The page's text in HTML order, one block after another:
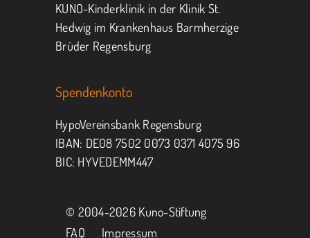
KUNO-Kinderklinik in der Klinik St.
Hedwig im Krankenhaus Barmherzige
Brüder Regensburg
Spendenkonto
HypoVereinsbank Regensburg
IBAN: DE08 7502 0073 0371 4075 96
BIC: HYVEDEMM447
© 2004-2026 Kuno-Stiftung
FAQ
Impressum